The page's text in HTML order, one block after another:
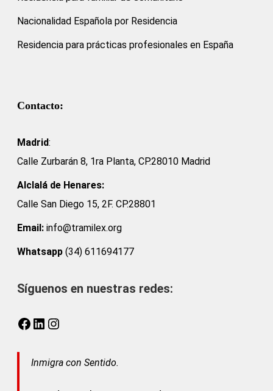
Nacionalidad Española por Residencia
Residencia para prácticas profesionales en España
Contacto:
Madrid:
Calle Zurbarán 8, 1ra Planta, CP.28010 Madrid
Alclalá de Henares:
Calle San Diego 15, 2F. CP.28801
Email: info@tramilex.org
Whatsapp (34) 611694177
Síguenos en nuestras redes:
Facebook
LinkedIn
Inmigra con Sentido.